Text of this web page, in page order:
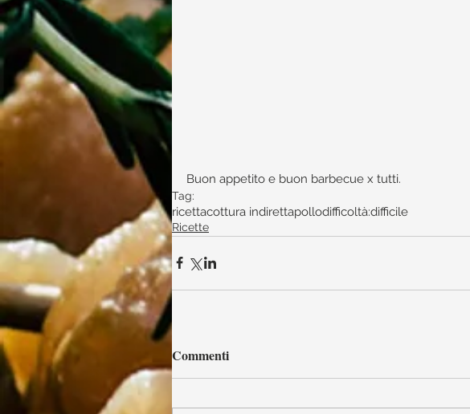
Buon appetito e buon barbecue x tutti.
Tag:
ricettacottura indirettapollodifficoltà:difficile
Ricette
Commenti